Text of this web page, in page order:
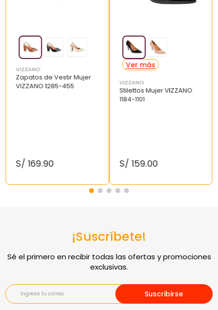
VIZZANO
Zapatos de Vestir Mujer
VIZZANO 1285-455
S/ 169.90
VIZZANO
Stilettos Mujer VIZZANO
1184-1101
S/ 159.00
¡Suscríbete!
Suscribirse